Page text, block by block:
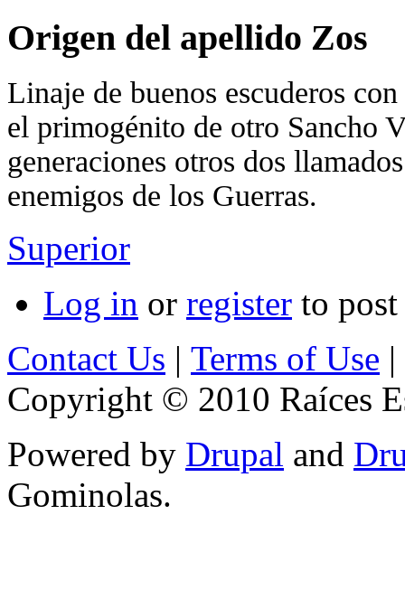
Origen del apellido Zos
Linaje de buenos escuderos
el primogénito de otro Sancho
generaciones otros dos
enemigos de los Guerras.
Superior
Log in or register to
Contact Us | Terms of Use |
Copyright © 2010 Raíces
Powered by Drupal and
Gominolas.